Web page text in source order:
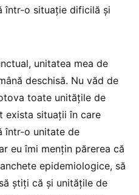
într-o situație dificilă și
unitatea mea de
deschisă. Nu văd de
toate unitățile de
exista situații în care
într-o unitate de
eu îmi mențin părerea că
epidemiologice, să
știți că și unitățile de